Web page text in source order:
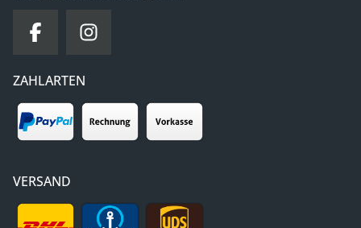
ZAHLARTEN
VERSAND